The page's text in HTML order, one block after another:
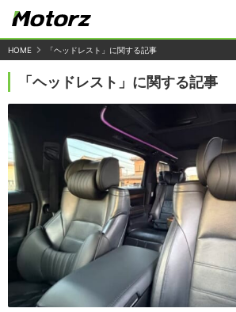
HOME 「ヘッドレスト」に関する記事
「ヘッドレスト」に関する記事